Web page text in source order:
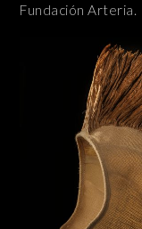
Fundación Arteria.